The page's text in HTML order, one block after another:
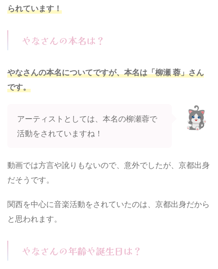
られています！
やなさんの本名は？
やなさんの本名についてですが、本名は「柳瀬 蓉」さん
です。
アーティストとしては、本名の柳瀬蓉で
活動をされていますね！
動画では方言や訛りもないので、意外でしたが、京都出身
だそうです。
関西を中心に音楽活動をされていたのは、京都出身だから
と思われます。
やなさんの年齢や誕生日は？